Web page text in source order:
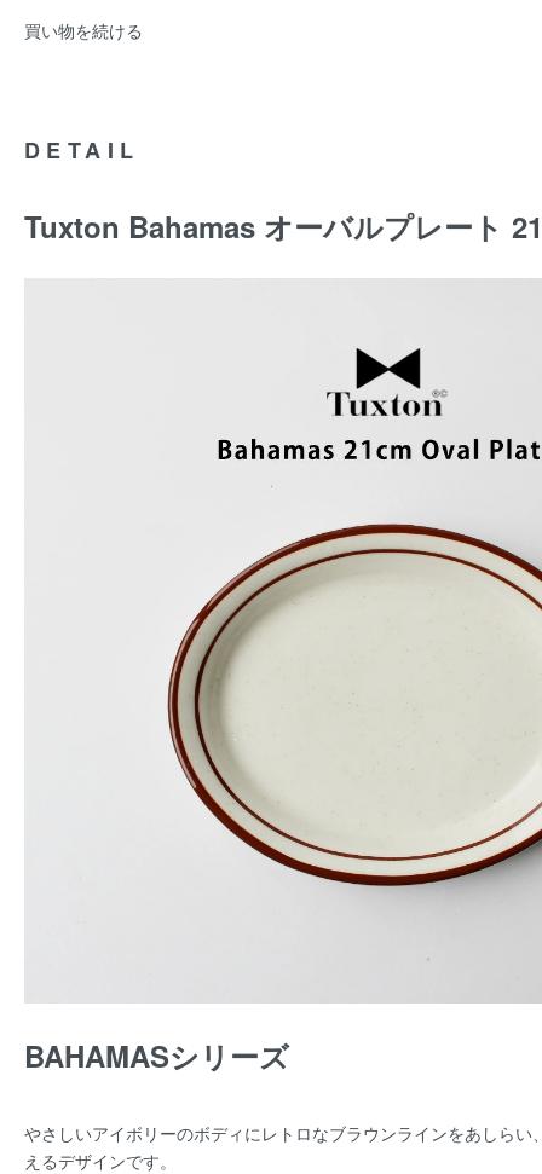
買い物を続ける
DETAIL
Tuxton Bahamas オーバルプレート
BAHAMASシリーズ
やさしいアイボリーのボディにレトロなブラウンラインをあしらい
えるデザインです。